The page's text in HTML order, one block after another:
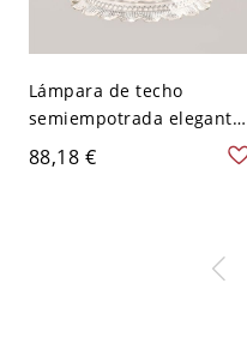
Lámpara de techo
semiempotrada elegante
de latón dorado con
pantallas de vidrio
88,18 €